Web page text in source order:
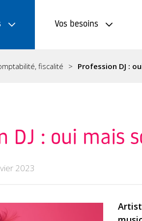
Vos besoins
fiscalité Profession DJ :
DJ : oui mais
2023